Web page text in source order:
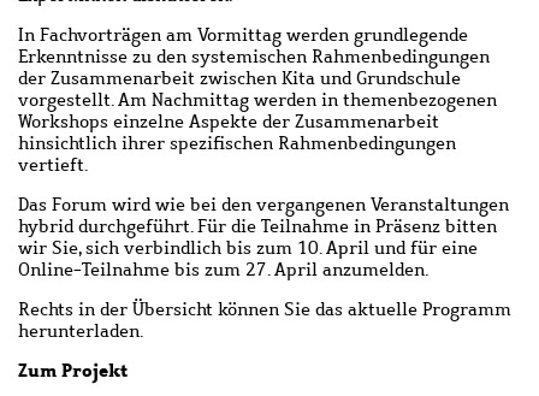
In Fachvorträgen am Vormittag werden grundlegende
Erkenntnisse zu den systemischen Rahmenbedingungen
der Zusammenarbeit zwischen Kita und Grundschule
vorgestellt. Am Nachmittag werden in themenbezogenen
Workshops einzelne Aspekte der Zusammenarbeit
hinsichtlich ihrer spezifischen Rahmenbedingungen
vertieft.
Das Forum wird wie bei den vergangenen Veranstaltungen
hybrid durchgeführt. Für die Teilnahme in Präsenz bitten
wir Sie, sich verbindlich bis zum 10. April und für eine
Online-Teilnahme bis zum 27. April anzumelden.
Rechts in der Übersicht können Sie das aktuelle Programm
herunterladen.
Zum Projekt